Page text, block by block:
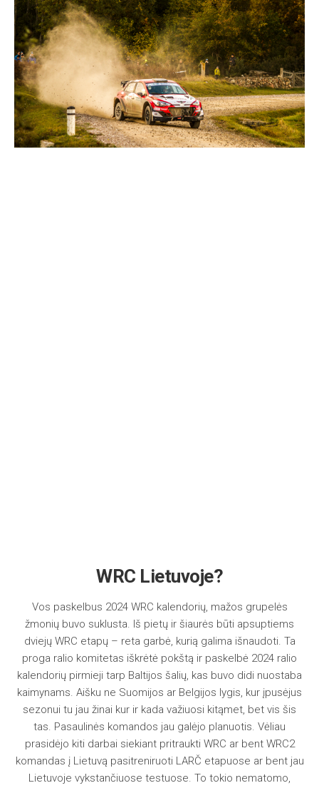
WRC Lietuvoje?
Vos paskelbus 2024 WRC kalendorių, mažos grupelės
žmonių buvo suklusta. Iš pietų ir šiaurės būti apsuptiems
dviejų WRC etapų – reta garbė, kurią galima išnaudoti. Ta
proga ralio komitetas iškrėtė pokštą ir paskelbė 2024 ralio
kalendorių pirmieji tarp Baltijos šalių, kas buvo didi nuostaba
kaimynams. Aišku ne Suomijos ar Belgijos lygis, kur įpusėjus
sezonui tu jau žinai kur ir kada važiuosi kitąmet, bet vis šis
tas. Pasaulinės komandos jau galėjo planuotis. Vėliau
prasidėjo kiti darbai siekiant pritraukti WRC ar bent WRC2
komandas į Lietuvą pasitreniruoti LARČ etapuose ar bent jau
Lietuvoje vykstančiuose testuose. To tokio nematomo,